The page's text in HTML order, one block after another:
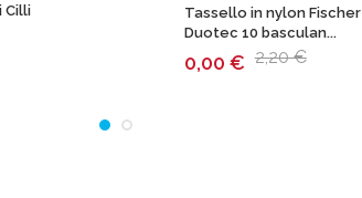
Cilli
Tassello in nylon Fischer
Duotec 10 basculan...
0,00 € 2,20 €